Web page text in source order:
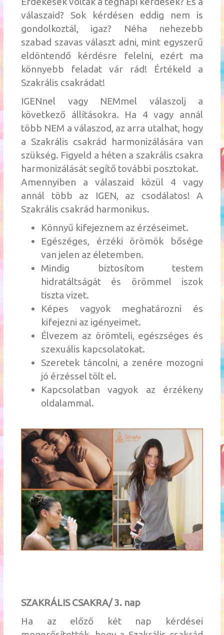
válaszaid? Sok kérdésen eddig nem is
gondolkoztál, igaz? Néha nehezebb
szabad szavas választ adni, mint egyszerű
eldöntendő kérdésre felelni, ezért ma
könnyebb feladat vár rád! Értékeld a
Szakrális csakrádat!
IGENnel vagy NEMmel válaszolj a
következő állításokra. Ha 4 vagy annál
több NEM a válaszod, az arra utalhat, hogy
a Szakrális csakrád harmonizálására van
szükség. Figyeld a héten a szakrális csakra
harmonizálását segítő további posztokat.
Amennyiben a válaszaid közül 4 vagy
annál több az IGEN, az csodálatos! A
Szakrális csakrád harmonikus.
Könnyű kifejeznem az érzéseimet.
Egészéges, érzéki örömök bősége
van jelen az életemben.
Mindig biztosítom testem
hidratáltságát és örömmel iszok
tiszta vizet.
Képes vagyok meghatározni és
kifejezni az igényeimet.
Élvezem az örömteli, egészséges és
szexuális kapcsolatokat.
Szeretek táncolni, a zenére mozogni
jó érzéssel tölt el.
Kapcsolatban vagyok az érzékeny
oldalammal.
SZAKRÁLIS CSAKRA/ 3. nap
Ha az előző két nap kérdései